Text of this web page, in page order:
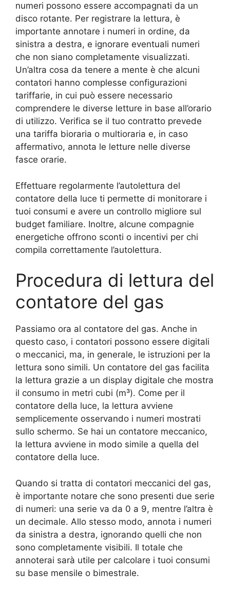
numeri possono essere accompagnati da un
disco rotante. Per registrare la lettura, è
importante annotare i numeri in ordine, da
sinistra a destra, e ignorare eventuali numeri
che non siano completamente visualizzati.
Un’altra cosa da tenere a mente è che alcuni
contatori hanno complesse configurazioni
tariffarie, in cui può essere necessario
comprendere le diverse letture in base all’orario
di utilizzo. Verifica se il tuo contratto prevede
una tariffa bioraria o multioraria e, in caso
affermativo, annota le letture nelle diverse
fasce orarie.
Effettuare regolarmente l’autolettura del
contatore della luce ti permette di monitorare i
tuoi consumi e avere un controllo migliore sul
budget familiare. Inoltre, alcune compagnie
energetiche offrono sconti o incentivi per chi
compila correttamente l’autolettura.
Procedura di lettura del
contatore del gas
Passiamo ora al contatore del gas. Anche in
questo caso, i contatori possono essere digitali
o meccanici, ma, in generale, le istruzioni per la
lettura sono simili. Un contatore del gas facilita
la lettura grazie a un display digitale che mostra
il consumo in metri cubi (m³). Come per il
contatore della luce, la lettura avviene
semplicemente osservando i numeri mostrati
sullo schermo. Se hai un contatore meccanico,
la lettura avviene in modo simile a quella del
contatore della luce.
Quando si tratta di contatori meccanici del gas,
è importante notare che sono presenti due serie
di numeri: una serie va da 0 a 9, mentre l’altra è
un decimale. Allo stesso modo, annota i numeri
da sinistra a destra, ignorando quelli che non
sono completamente visibili. Il totale che
annoterai sarà utile per calcolare i tuoi consumi
su base mensile o bimestrale.